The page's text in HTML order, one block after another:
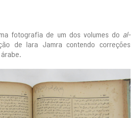
fotografia de um dos volumes do al-
de Iara Jamra contendo correções